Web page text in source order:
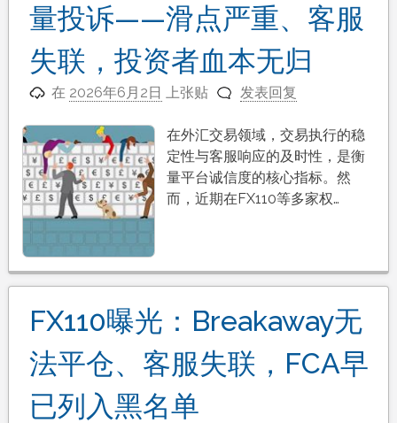
量投诉——滑点严重、客服
失联，投资者血本无归
在 2026年6月2日 上张贴 发表回复
在外汇交易领域，交易执行的稳
定性与客服响应的及时性，是衡
量平台诚信度的核心指标。然
而，近期在FX110等多家权…
FX110曝光：Breakaway无
法平仓、客服失联，FCA早
已列入黑名单